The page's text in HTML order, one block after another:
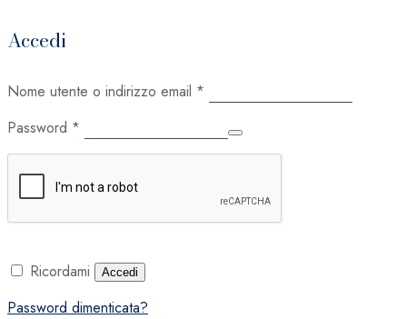
Accedi
Nome utente o indirizzo email *
Password *
Ricordami Accedi
Password dimenticata?